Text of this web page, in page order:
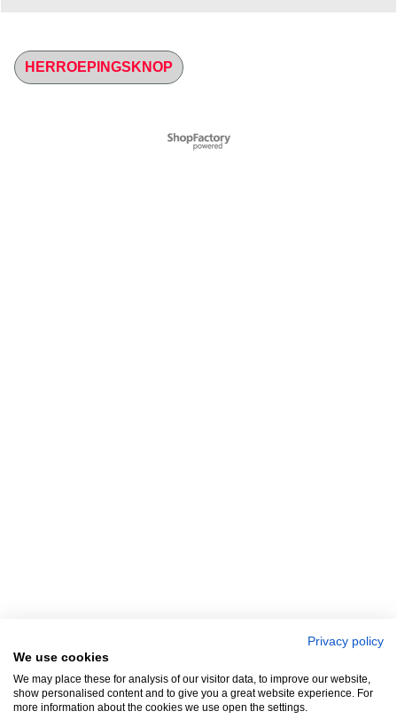
HERROEPINGSKNOP
Webwinkel gemaakt met
ShopFactory webwinkel
Privacy policy
We use cookies
We may place these for analysis of our visitor data, to improve our website,
show personalised content and to give you a great website experience. For
more information about the cookies we use open the settings.